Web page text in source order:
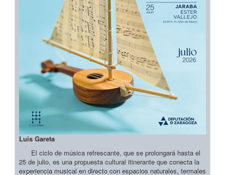
Luis Gareta
El ciclo de música refrescante, que se prolongará hasta el
25 de julio, es una propuesta cultural itinerante que conecta la
experiencia musical en directo con espacios naturales, termales